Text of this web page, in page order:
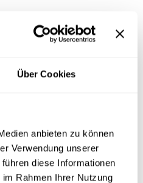
Über Cookies
anbieten zu können
Verwendung unserer
diese Informationen
Rahmen Ihrer Nutzung